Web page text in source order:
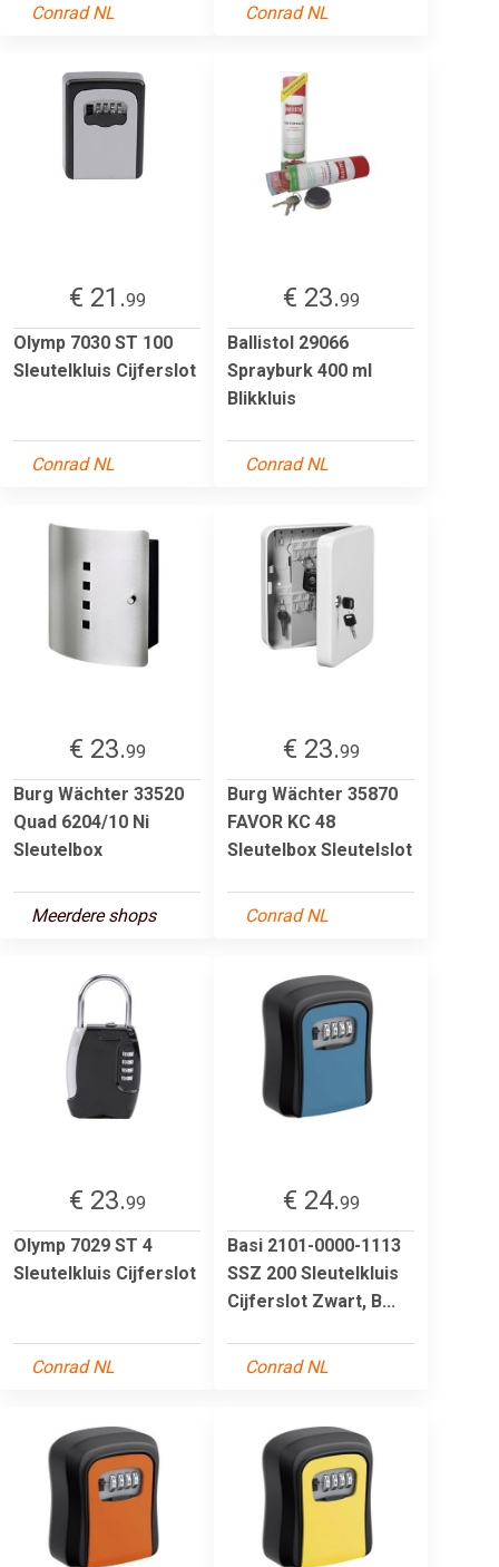
Conrad NL Conrad NL
€ 21.99
Olymp 7030 ST 100
Sleutelkluis Cijferslot
Conrad NL
€ 23.99
Ballistol 29066
Sprayburk 400 ml
Blikkluis
Conrad NL
€ 23.99
Burg Wächter 33520
Quad 6204/10 Ni
Sleutelbox
Meerdere shops
€ 23.99
Burg Wächter 35870
FAVOR KC 48
Sleutelbox Sleutelslot
Conrad NL
€ 23.99
Olymp 7029 ST 4
Sleutelkluis Cijferslot
Conrad NL
€ 24.99
Basi 2101-0000-1113
SSZ 200 Sleutelkluis
Cijferslot Zwart, B...
Conrad NL